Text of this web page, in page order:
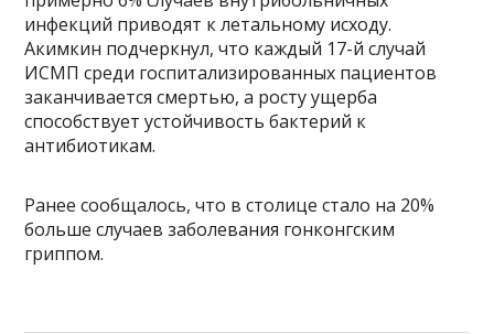
инфекций приводят к летальному исходу.
Акимкин подчеркнул, что каждый 17-й случай
ИСМП среди госпитализированных пациентов
заканчивается смертью, а росту ущерба
способствует устойчивость бактерий к
антибиотикам.
Ранее сообщалось, что в столице стало на 20%
больше случаев заболевания гонконгским
гриппом.